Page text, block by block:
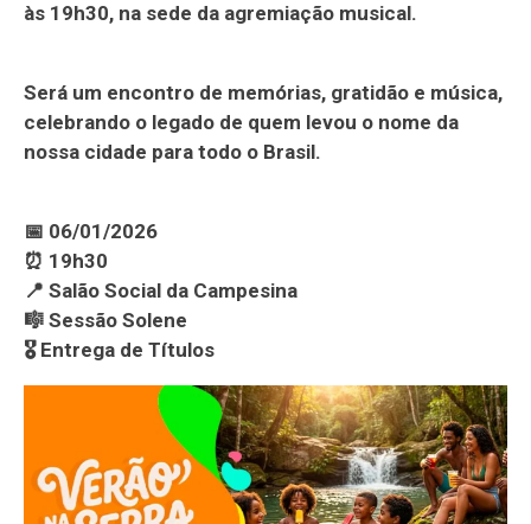
às 19h30, na sede da agremiação musical.
Será um encontro de memórias, gratidão e música,
celebrando o legado de quem levou o nome da
nossa cidade para todo o Brasil.
📅 06/01/2026
⏰ 19h30
📍 Salão Social da Campesina
🎼 Sessão Solene
🎖️ Entrega de Títulos